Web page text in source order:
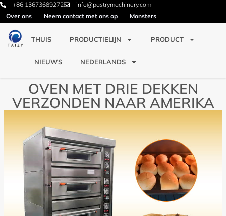
+86 13673689272
info@pastrymachinery.com
Over ons
Neem contact met ons op Monsters
THUIS PRODUCTIELIJN PRODUCT
NIEUWS NEDERLANDS
OVEN MET DRIE DEKKEN
VERZONDEN NAAR AMERIKA